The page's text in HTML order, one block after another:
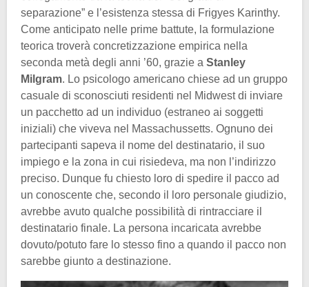
separazione” e l’esistenza stessa di Frigyes Karinthy.
Come anticipato nelle prime battute, la formulazione
teorica troverà concretizzazione empirica nella
seconda metà degli anni ’60, grazie a Stanley
Milgram. Lo psicologo americano chiese ad un gruppo
casuale di sconosciuti residenti nel Midwest di inviare
un pacchetto ad un individuo (estraneo ai soggetti
iniziali) che viveva nel Massachussetts. Ognuno dei
partecipanti sapeva il nome del destinatario, il suo
impiego e la zona in cui risiedeva, ma non l’indirizzo
preciso. Dunque fu chiesto loro di spedire il pacco ad
un conoscente che, secondo il loro personale giudizio,
avrebbe avuto qualche possibilità di rintracciare il
destinatario finale. La persona incaricata avrebbe
dovuto/potuto fare lo stesso fino a quando il pacco non
sarebbe giunto a destinazione.